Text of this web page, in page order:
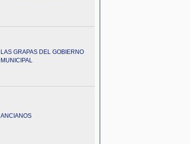
LAS GRAPAS DEL GOBIERNO
MUNICIPAL
ANCIANOS